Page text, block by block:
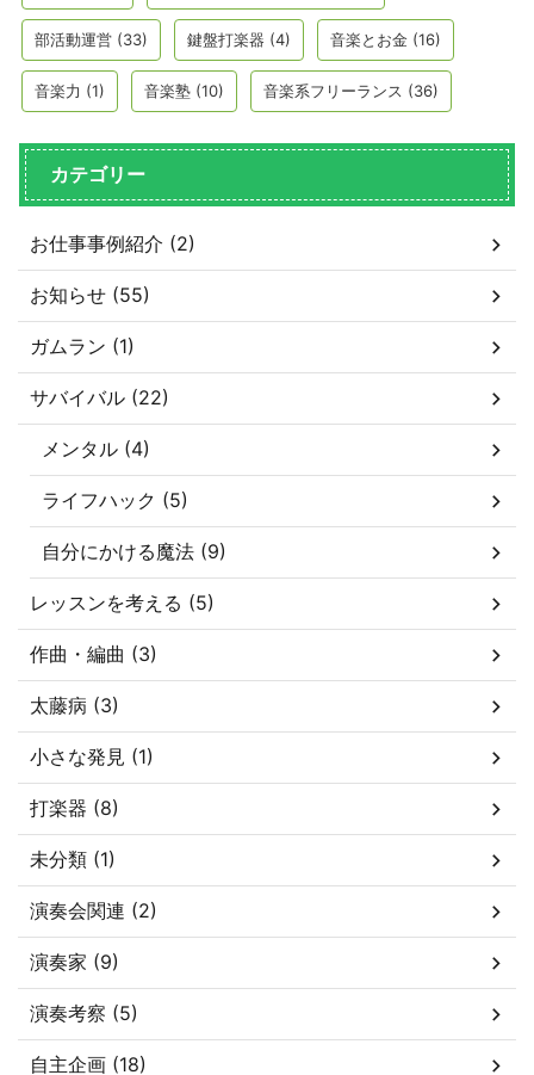
部活動運営 (33) 鍵盤打楽器 (4) 音楽とお金 (16)
音楽力 (1) 音楽塾 (10) 音楽系フリーランス (36)
カテゴリー
お仕事事例紹介 (2)
お知らせ (55)
ガムラン (1)
サバイバル (22)
メンタル (4)
ライフハック (5)
自分にかける魔法 (9)
レッスンを考える (5)
作曲・編曲 (3)
太藤病 (3)
小さな発見 (1)
打楽器 (8)
未分類 (1)
演奏会関連 (2)
演奏家 (9)
演奏考察 (5)
自主企画 (18)